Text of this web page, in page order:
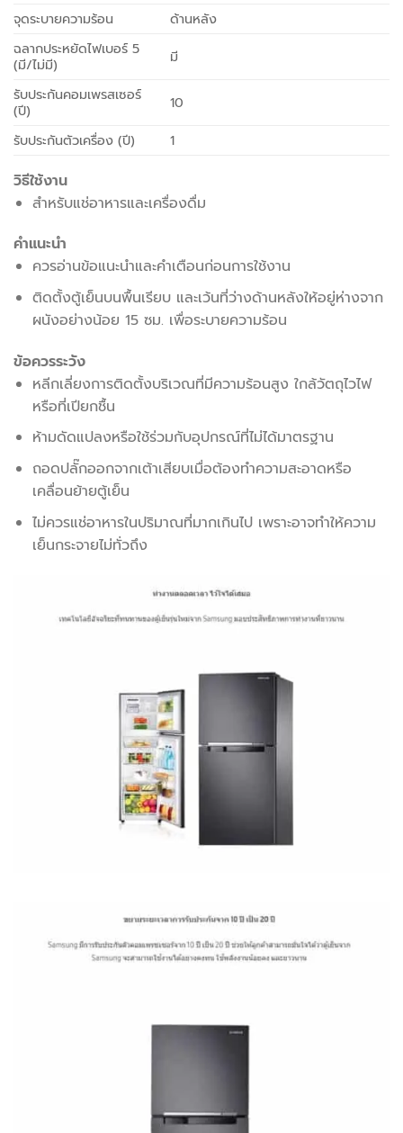
จุดระบายความร้อน
ด้านหลัง
ฉลากประหยัดไฟเบอร์ 5
(มี/ไม่มี)
มี
รับประกันคอมเพรสเซอร์
(ปี)
10
รับประกันตัวเครื่อง (ปี)
1
วิธีใช้งาน
สำหรับแช่อาหารและเครื่องดื่ม
คำแนะนำ
ควรอ่านข้อแนะนำและคำเตือนก่อนการใช้งาน
ติดตั้งตู้เย็นบนพื้นเรียบ และเว้นที่ว่างด้านหลังให้อยู่ห่างจาก
ผนังอย่างน้อย 15 ซม. เพื่อระบายความร้อน
ข้อควรระวัง
หลีกเลี่ยงการติดตั้งบริเวณที่มีความร้อนสูง ใกล้วัตถุไวไฟ
หรือที่เปียกชื้น
ห้ามดัดแปลงหรือใช้ร่วมกับอุปกรณ์ที่ไม่ได้มาตรฐาน
ถอดปลั๊กออกจากเต้าเสียบเมื่อต้องทำความสะอาดหรือ
เคลื่อนย้ายตู้เย็น
ไม่ควรแช่อาหารในปริมาณที่มากเกินไป เพราะอาจทำให้ความ
เย็นกระจายไม่ทั่วถึง